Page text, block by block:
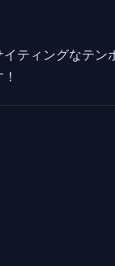
ティングなテ